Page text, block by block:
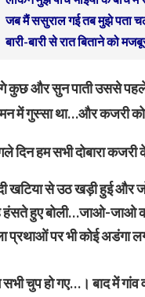
जब मैं ससुराल गई तब मुझे पता
बारी-बारी से रात बिताने को
कुछ और सुन पाती उससे पहले
में गुस्सा था…और कजरी
दिन हम सभी दोबारा
खटिया से उठ खड़ी हुई और
हंसते हुए बोली…जाओ-जाओ
प्रथाओं पर भी कोई अडंगा
सभी चुप हो गए…। बाद में